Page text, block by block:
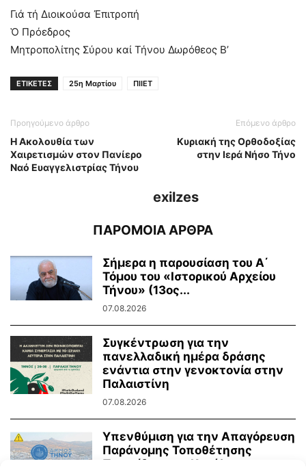
Γιά τή Διοικούσα Ἐπιτροπή
Ὁ Πρόεδρος
Μητροπολίτης Σύρου καί Τήνου Δωρόθεος Β’
ΕΤΙΚΕΤΕΣ 25η Μαρτίου ΠΙΙΕΤ
Προηγούμενο άρθρο
Η Ακολουθία των
Χαιρετισμών στον Πανίερο
Ναό Ευαγγελιστρίας Τήνου
Επόμενο άρθρο
Κυριακή της Ορθοδοξίας
στην Ιερά Νήσο Τήνο
exilzes
ΠΑΡΟΜΟΙΑ ΑΡΘΡΑ
Σήμερα η παρουσίαση του Α΄
Τόμου του «Ιστορικού Αρχείου
Τήνου» (13ος...
07.08.2026
Συγκέντρωση για την
πανελλαδική ημέρα δράσης
ενάντια στην γενοκτονία στην
Παλαιστίνη
07.08.2026
Υπενθύμιση για την Απαγόρευση
Παράνομης Τοποθέτησης
Πινακίδων και Κατάληψης